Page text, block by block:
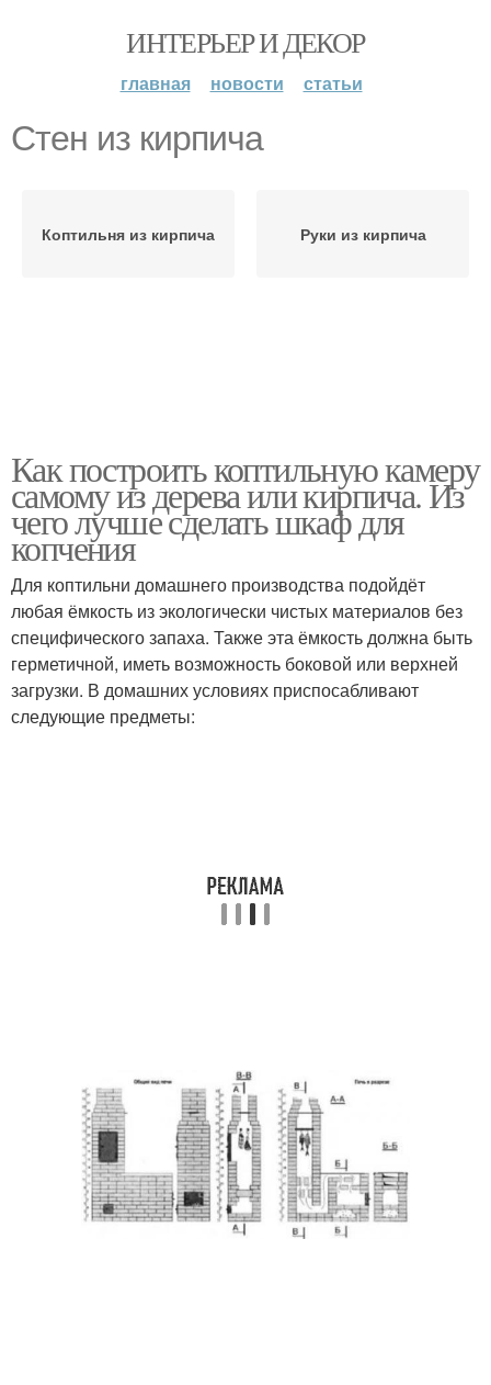
ИНТЕРЬЕР И ДЕКОР
главная новости статьи
Стен из кирпича
Коптильня из кирпича Руки из кирпича
Как построить коптильную камеру
самому из дерева или кирпича. Из
чего лучше сделать шкаф для
копчения
Для коптильни домашнего производства подойдёт
любая ёмкость из экологически чистых материалов без
специфического запаха. Также эта ёмкость должна быть
герметичной, иметь возможность боковой или верхней
загрузки. В домашних условиях приспосабливают
следующие предметы: